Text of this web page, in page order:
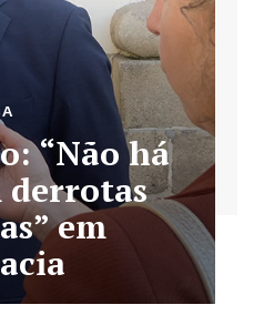
“Não há
em